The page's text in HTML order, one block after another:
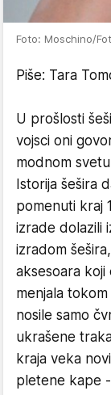
Foto: Moschino/
Piše: Tara
U prošlosti
vojsci oni
modnom
Istorija šešira
pomenuti kraj
izrade dolazili
izradom
aksesoara
menjala
nosile samo
ukrašene
kraja veka
pletene kape